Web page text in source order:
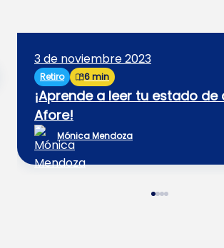
3 de noviembre 2023
Retiro 6 min
¡Aprende a leer tu estado de
Afore!
Mónica Mendoza